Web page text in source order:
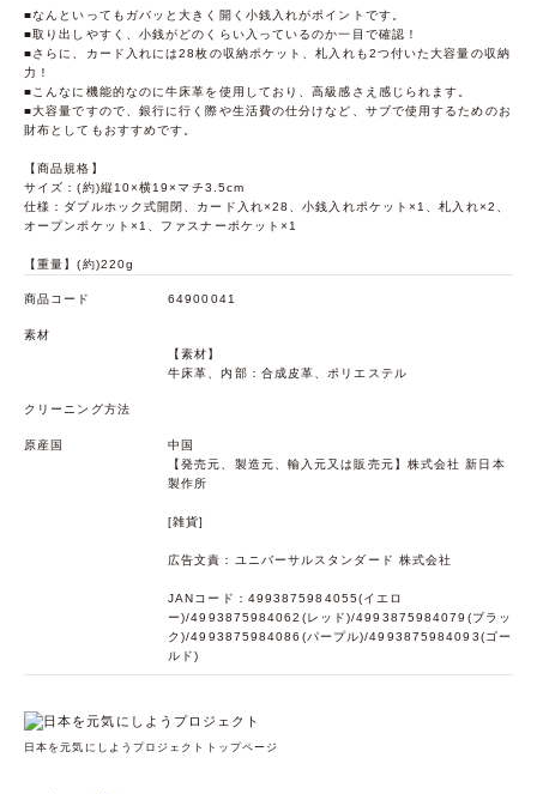
■なんといってもガバッと大きく開く小銭入れがポイントです。
■取り出しやすく、小銭がどのくらい入っているのか一目で確認！
■さらに、カード入れには28枚の収納ポケット、札入れも2つ付いた大容量の収納
力！
■こんなに機能的なのに牛床革を使用しており、高級感さえ感じられます。
■大容量ですので、銀行に行く際や生活費の仕分けなど、サブで使用するためのお
財布としてもおすすめです。
【商品規格】
サイズ：(約)縦10×横19×マチ3.5cm
仕様：ダブルホック式開閉、カード入れ×28、小銭入れポケット×1、札入れ×2、
オープンポケット×1、ファスナーポケット×1
【重量】(約)220g
商品コード 64900041
素材
【素材】
牛床革、内部：合成皮革、ポリエステル
クリーニング方法
原産国
中国
【発売元、製造元、輸入元又は販売元】株式会社 新日本
製作所
[雑貨]
広告文責：ユニバーサルスタンダード 株式会社
JANコード：4993875984055(イエロ
ー)/4993875984062(レッド)/4993875984079(ブラッ
ク)/4993875984086(パープル)/4993875984093(ゴー
ルド)
日本を元気にしようプロジェクトトップページ